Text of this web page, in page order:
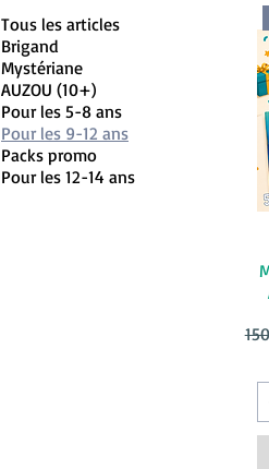
Tous les articles
Brigand
Mystériane
AUZOU (10+)
Pour les 5-8 ans
Pour les 9-12 ans
Packs promo
Pour les 12-14 ans